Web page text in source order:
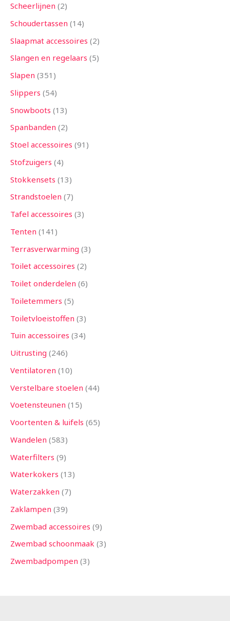
Scheerlijnen 2
Schoudertassen 14
Slaapmat accessoires 2
Slangen en regelaars 5
Slapen 351
Slippers 54
Snowboots 13
Spanbanden 2
Stoel accessoires 91
Stofzuigers 4
Stokkensets 13
Strandstoelen 7
Tafel accessoires 3
Tenten 141
Terrasverwarming 3
Toilet accessoires 2
Toilet onderdelen 6
Toiletemmers 5
Toiletvloeistoffen 3
Tuin accessoires 34
Uitrusting 246
Ventilatoren 10
Verstelbare stoelen 44
Voetensteunen 15
Voortenten & luifels 65
Wandelen 583
Waterfilters 9
Waterkokers 13
Waterzakken 7
Zaklampen 39
Zwembad accessoires 9
Zwembad schoonmaak 3
Zwembadpompen 3